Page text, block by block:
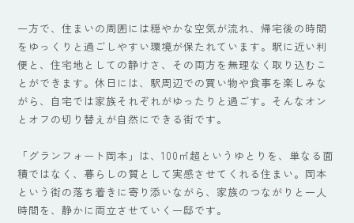
一方で、住まいの周囲には穏やかな空気が流れ、帰宅後の時間
をゆっくりと過ごしやすい環境が保たれています。駅に近い利
便と、住宅地としての静けさ、その両方を無理なく取り込むこ
とができます。休日には、駅周辺での買い物や食事を楽しみな
がら、自宅では家族それぞれがゆったりと過ごす。そんなオン
とオフの切り替えが自然にできる街です。
「グランフォート岡本」は、100㎡超というゆとりを、単なる面
積ではなく、暮らしの質として実感させてくれる住まい。岡本
という街の落ち着きに寄り添いながら、家族のつながりと一人
時間を、静かに両立させていく一邸です。